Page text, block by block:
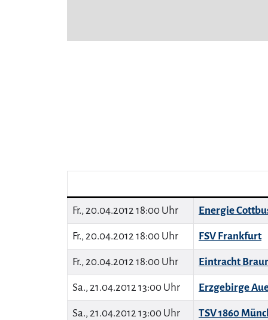
Fr., 20.04.2012 18:00 Uhr Energie
Fr., 20.04.2012 18:00 Uhr FSV Frankfurt
Fr., 20.04.2012 18:00 Uhr Eintracht
Sa., 21.04.2012 13:00 Uhr Erzgebirge
Sa., 21.04.2012 13:00 Uhr TSV 1860